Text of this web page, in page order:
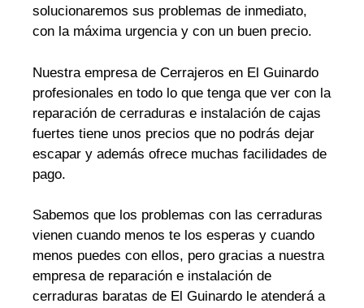
solucionaremos sus problemas de inmediato,
con la máxima urgencia y con un buen precio.
Nuestra empresa de Cerrajeros en El Guinardo
profesionales en todo lo que tenga que ver con la
reparación de cerraduras e instalación de cajas
fuertes tiene unos precios que no podrás dejar
escapar y además ofrece muchas facilidades de
pago.
Sabemos que los problemas con las cerraduras
vienen cuando menos te los esperas y cuando
menos puedes con ellos, pero gracias a nuestra
empresa de reparación e instalación de
cerraduras baratas de El Guinardo le atenderá a